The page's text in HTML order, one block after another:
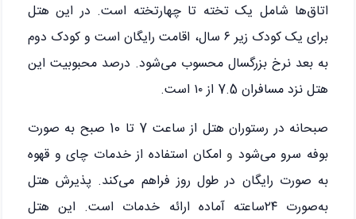
اتاق‌ها شامل یک تخته تا چهارتخته است. در این هتل
برای یک کودک زیر ۶ سال، اقامت رایگان است و کودک دوم
به بعد نرخ بزرگسال محسوب می‌شود. درصد محبوبیت این
هتل‌ نزد مسافران 7.5 از ۱۰ است.
صبحانه در رستوران هتل از ساعت 7 تا 10 صبح به صورت
بوفه سرو می‌شود وامکان استفاده از خدمات چای و قهوه
به صورت رایگان در طول روز فراهم می‌کند. پذیرش هتل
به‌صورت ۲۴‌ساعته آماده ارائه خدمات است. این هتل